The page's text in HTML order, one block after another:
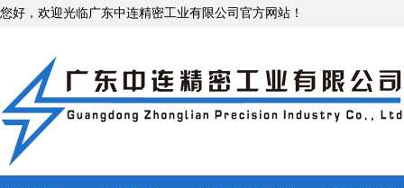
您好，欢迎光临广东中连精密工业有限公司官方网站！